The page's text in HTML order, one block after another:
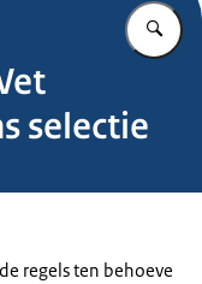
selectie
regels ten behoeve